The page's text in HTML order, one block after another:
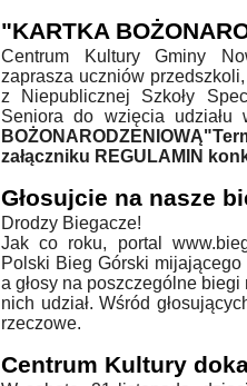
"KARTKA
Centrum Kultury Gminy
zaprasza uczniów
z Niepublicznej Szkoły
Seniora do wzięcia
załączniku REGULAMIN
Głosujcie na nasze
Drodzy Biegacze!
Jak co roku, portal
Polski Bieg Górski
a głosy na poszczególne
nich udział. Wśród
rzeczowe.
Centrum Kultury